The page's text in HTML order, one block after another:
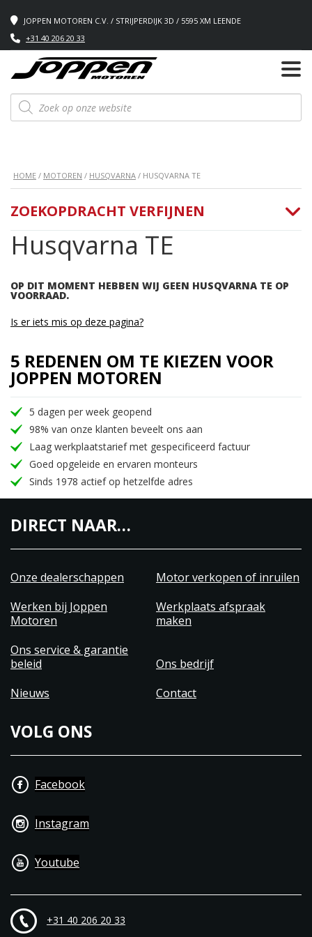
JOPPEN MOTOREN C.V. / STRIJPERDIJK 3D / 5595 XM LEENDE
+31 40 206 20 33
Producten
zoeken
HOME / MOTOREN / HUSQVARNA / HUSQVARNA TE
Husqvarna TE
OP DIT MOMENT HEBBEN WIJ GEEN HUSQVARNA TE OP
VOORRAAD.
ZOEKOPDRACHT VERFIJNEN
Is er iets mis op deze pagina?
5 REDENEN OM TE KIEZEN VOOR
JOPPEN MOTOREN
5 dagen per week geopend
98% van onze klanten beveelt ons aan
Laag werkplaatstarief met gespecificeerd factuur
Goed opgeleide en ervaren monteurs
Sinds 1978 actief op hetzelfde adres
DIRECT NAAR…
Onze dealerschappen
Motor verkopen of inruilen
Werken bij Joppen
Motoren
Werkplaats afspraak
maken
Ons service & garantie
beleid
Ons bedrijf
Nieuws
Contact
VOLG ONS
Facebook
Instagram
Youtube
+31 40 206 20 33